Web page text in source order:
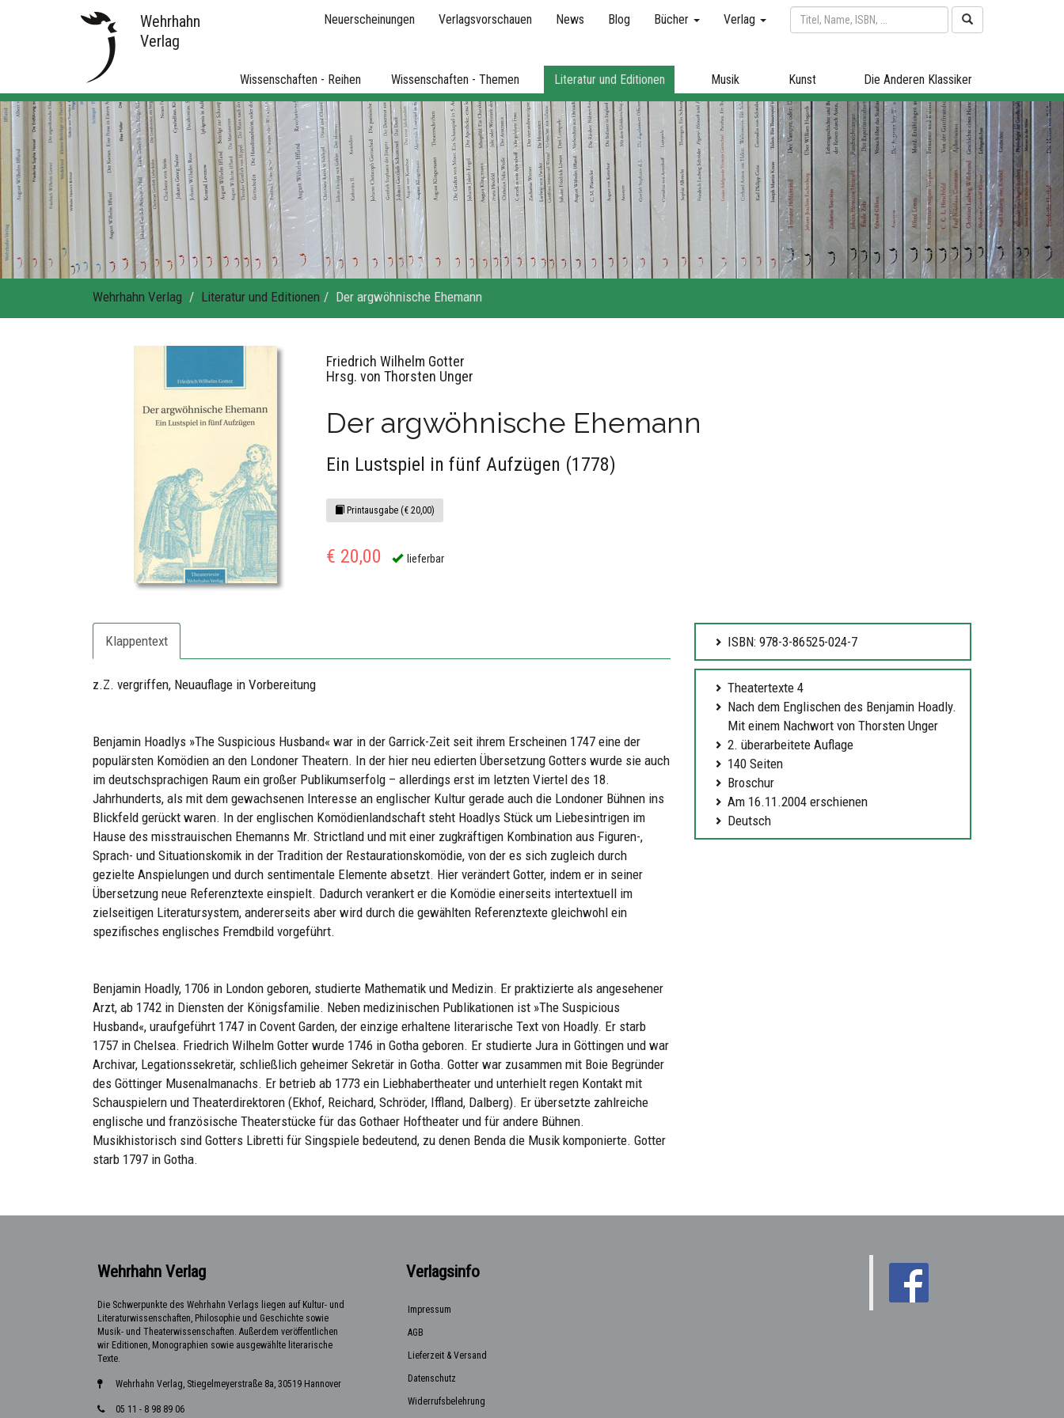
Wehrhahn
Verlag
Neuerscheinungen Verlagsvorschauen News Blog Bücher Verlag
Wissenschaften - Reihen Wissenschaften - Themen Literatur und Editionen Musik Kunst Die Anderen Klassiker
Wehrhahn Verlag Literatur und Editionen Der argwöhnische Ehemann
Friedrich Wilhelm Gotter
Hrsg. von Thorsten Unger
Der argwöhnische Ehemann
Ein Lustspiel in fünf Aufzügen (1778)
Printausgabe (€ 20,00)
€ 20,00 lieferbar
Klappentext
z.Z. vergriffen, Neuauflage in Vorbereitung
Benjamin Hoadlys »The Suspicious Husband« war in der Garrick-Zeit seit ihrem Erscheinen 1747 eine der
populärsten Komödien an den Londoner Theatern. In der hier neu edierten Übersetzung Gotters wurde sie auch
im deutschsprachigen Raum ein großer Publikumserfolg – allerdings erst im letzten Viertel des 18.
Jahrhunderts, als mit dem gewachsenen Interesse an englischer Kultur gerade auch die Londoner Bühnen ins
Blickfeld gerückt waren. In der englischen Komödienlandschaft steht Hoadlys Stück um Liebesintrigen im
Hause des misstrauischen Ehemanns Mr. Strictland und mit einer zugkräftigen Kombination aus Figuren-,
Sprach- und Situationskomik in der Tradition der Restaurationskomödie, von der es sich zugleich durch
gezielte Anspielungen und durch sentimentale Elemente absetzt. Hier verändert Gotter, indem er in seiner
Übersetzung neue Referenztexte einspielt. Dadurch verankert er die Komödie einerseits intertextuell im
zielseitigen Literatursystem, andererseits aber wird durch die gewählten Referenztexte gleichwohl ein
spezifisches englisches Fremdbild vorgeführt.
Benjamin Hoadly, 1706 in London geboren, studierte Mathematik und Medizin. Er praktizierte als angesehener
Arzt, ab 1742 in Diensten der Königsfamilie. Neben medizinischen Publikationen ist »The Suspicious
Husband«, uraufgeführt 1747 in Covent Garden, der einzige erhaltene literarische Text von Hoadly. Er starb
1757 in Chelsea. Friedrich Wilhelm Gotter wurde 1746 in Gotha geboren. Er studierte Jura in Göttingen und war
Archivar, Legationssekretär, schließlich geheimer Sekretär in Gotha. Gotter war zusammen mit Boie Begründer
des Göttinger Musenalmanachs. Er betrieb ab 1773 ein Liebhabertheater und unterhielt regen Kontakt mit
Schauspielern und Theaterdirektoren (Ekhof, Reichard, Schröder, Iffland, Dalberg). Er übersetzte zahlreiche
englische und französische Theaterstücke für das Gothaer Hoftheater und für andere Bühnen.
Musikhistorisch sind Gotters Libretti für Singspiele bedeutend, zu denen Benda die Musik komponierte. Gotter
starb 1797 in Gotha.
ISBN: 978-3-86525-024-7
Theatertexte 4
Nach dem Englischen des Benjamin Hoadly.
Mit einem Nachwort von Thorsten Unger
2. überarbeitete Auflage
140 Seiten
Broschur
Am 16.11.2004 erschienen
Deutsch
Wehrhahn Verlag
Die Schwerpunkte des Wehrhahn Verlags liegen auf Kultur- und
Literaturwissenschaften, Philosophie und Geschichte sowie
Musik- und Theaterwissenschaften. Außerdem veröffentlichen
wir Editionen, Monographien sowie ausgewählte literarische
Texte.
Wehrhahn Verlag, Stiegelmeyerstraße 8a, 30519 Hannover
05 11 - 8 98 89 06
Verlagsinfo
Impressum
AGB
Lieferzeit & Versand
Datenschutz
Widerrufsbelehrung